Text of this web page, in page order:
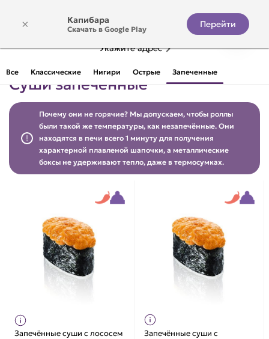
Укажите адрес
Все Классические Нигири Острые Запеченные
Суши запеченные
Почему они не горячие? Мы допускаем, чтобы роллы
были такой же температуры, как незапечённые. Они
находятся в печи всего 1 минуту для получения
характерной плавленой шапочки, а металлические
боксы не удерживают тепло, даже в термосумках.
Запечённые суши с лососем
Запечённые суши с
× Капибара
Скачать в Google Play Перейти